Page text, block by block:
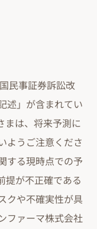
民事証券訴訟改
述」が含まれてい
まは、将来予測に
ようご注意くださ
する現時点での予
提が不正確である
クや不確実性が具
ファーマ株式会社